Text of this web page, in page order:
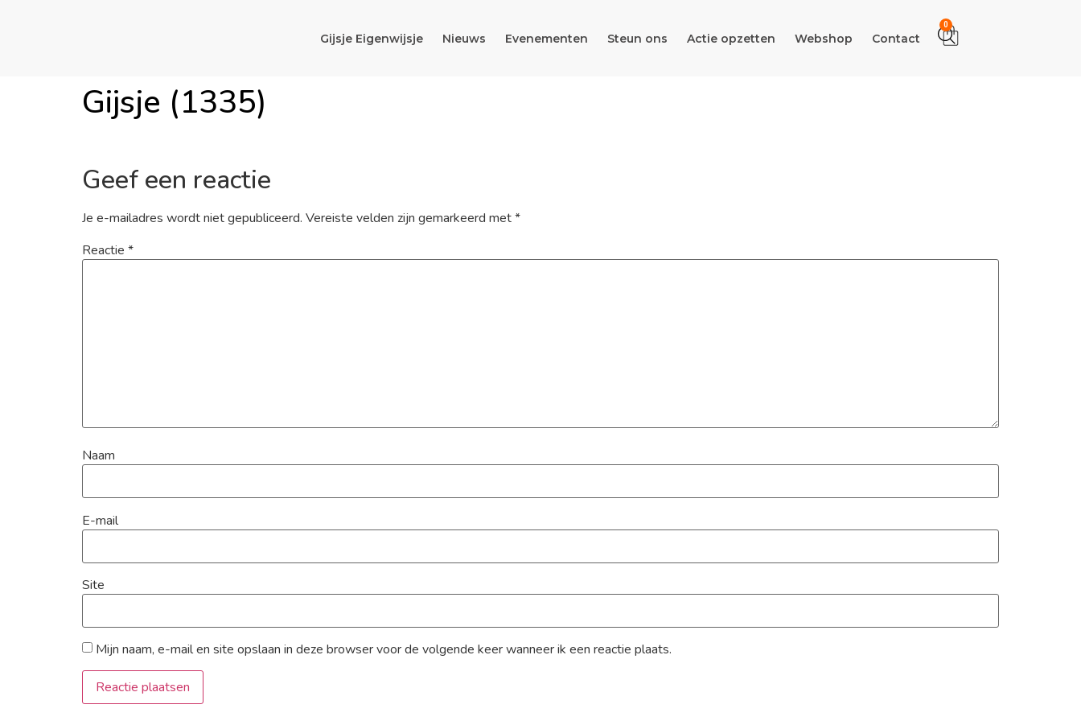
Gijsje Eigenwijsje Nieuws Evenementen Steun ons Actie opzetten Webshop Contact
0
Gijsje (1335)
Geef een reactie
Je e-mailadres wordt niet gepubliceerd. Vereiste velden zijn gemarkeerd met*
Reactie *
Naam
E-mail
Site
Mijn naam, e-mail en site opslaan in deze browser voor de volgende keer wanneer ik een reactie plaats.